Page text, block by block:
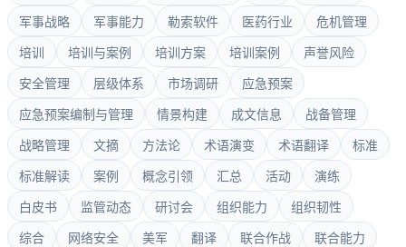
军事战略 军事能力 勒索软件 医药行业 危机管理
培训 培训与案例 培训方案 培训案例 声誉风险
安全管理 层级体系 市场调研 应急预案
应急预案编制与管理 情景构建 成文信息 战备管理
战略管理 文摘 方法论 术语演变 术语翻译 标准
标准解读 案例 概念引领 汇总 活动 演练
白皮书 监管动态 研讨会 组织能力 组织韧性
综合 网络安全 美军 翻译 联合作战 联合能力